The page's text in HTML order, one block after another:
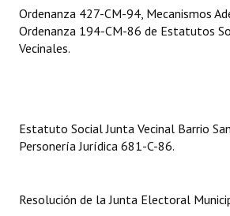
Proyectos Presentados
Dictámenes Asesoría Letrada
Ejecución Presupuestaria
Ordenanza 427-CM-94, Mecanismos
Ordenanza 194-CM-86 de Estatutos
Vecinales.
Estatuto Social Junta Vecinal Barrio
Personería Jurídica 681-C-86.
Resolución de la Junta Electoral